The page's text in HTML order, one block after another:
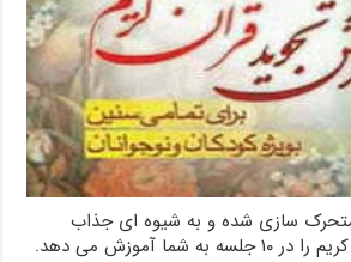
سازی شده و به شیوه ای جذاب
شما آموزش می دهد.